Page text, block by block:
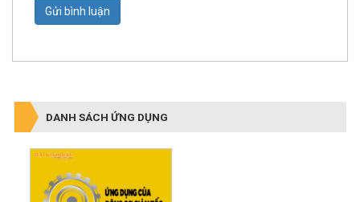
Gửi bình luận
DANH SÁCH ỨNG DỤNG